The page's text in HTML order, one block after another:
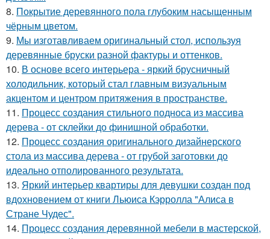
8. Покрытие деревянного пола глубоким насыщенным
чёрным цветом.
9. Мы изготавливаем оригинальный стол, используя
деревянные бруски разной фактуры и оттенков.
10. В основе всего интерьера - яркий брусничный
холодильник, который стал главным визуальным
акцентом и центром притяжения в пространстве.
11. Процесс создания стильного подноса из массива
дерева - от склейки до финишной обработки.
12. Процесс создания оригинального дизайнерского
стола из массива дерева - от грубой заготовки до
идеально отполированного результата.
13. Яркий интерьер квартиры для девушки создан под
вдохновением от книги Льюиса Кэрролла "Алиса в
Стране Чудес".
14. Процесс создания деревянной мебели в мастерской,